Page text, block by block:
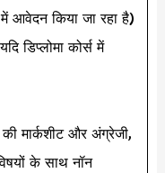
में आवेदन किया जा रहा है)
डिप्लोमा कोर्स में
मार्कशीट और अंग्रेजी,
के साथ नॉन